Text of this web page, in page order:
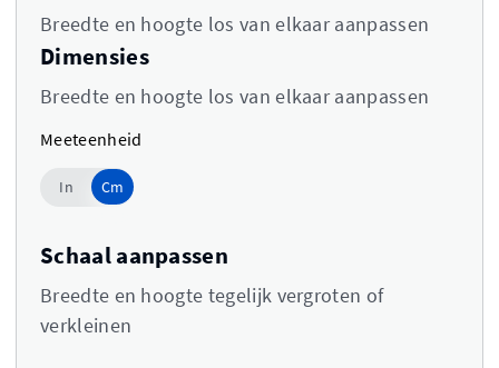
Breedte en hoogte los van elkaar aanpassen
Dimensies
Breedte en hoogte los van elkaar aanpassen
Meeteenheid
In Cm
Use setting
Cm
Schaal aanpassen
Breedte en hoogte tegelijk vergroten of
verkleinen